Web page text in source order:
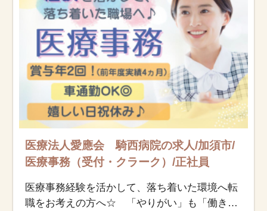
医療法人愛應会 騎西病院の求人/加須市/
医療事務（受付・クラーク）/正社員
医療事務経験を活かして、落ち着いた環境へ転
職をお考えの方へ☆ 「やりがい」も「働きや